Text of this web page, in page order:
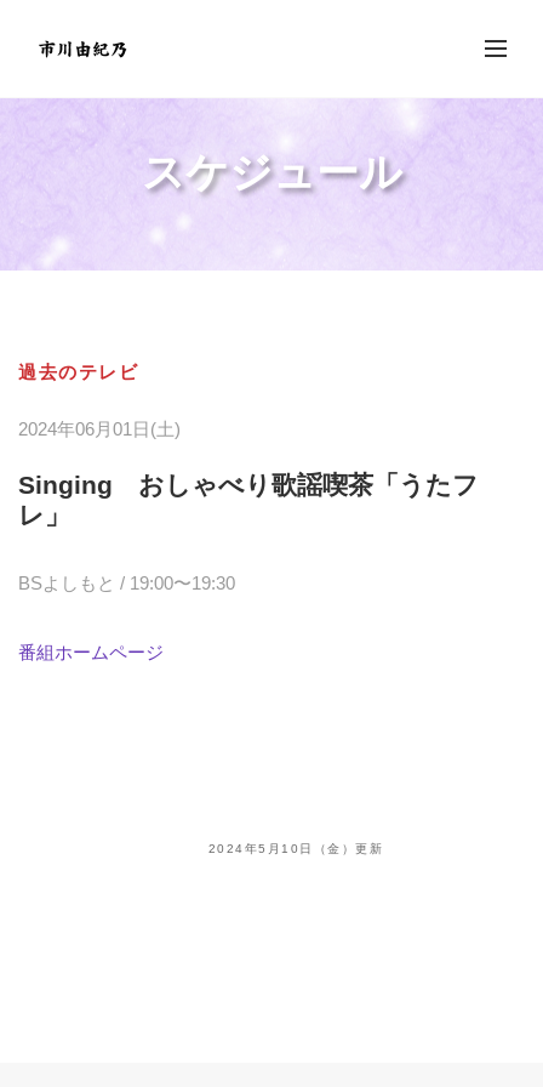
スケジュール
過去のテレビ
2024年06月01日(土)
Singing おしゃべり歌謡喫茶「うたフ
レ」
BSよしもと / 19:00〜19:30
番組ホームページ
2024年5月10日（金）更新